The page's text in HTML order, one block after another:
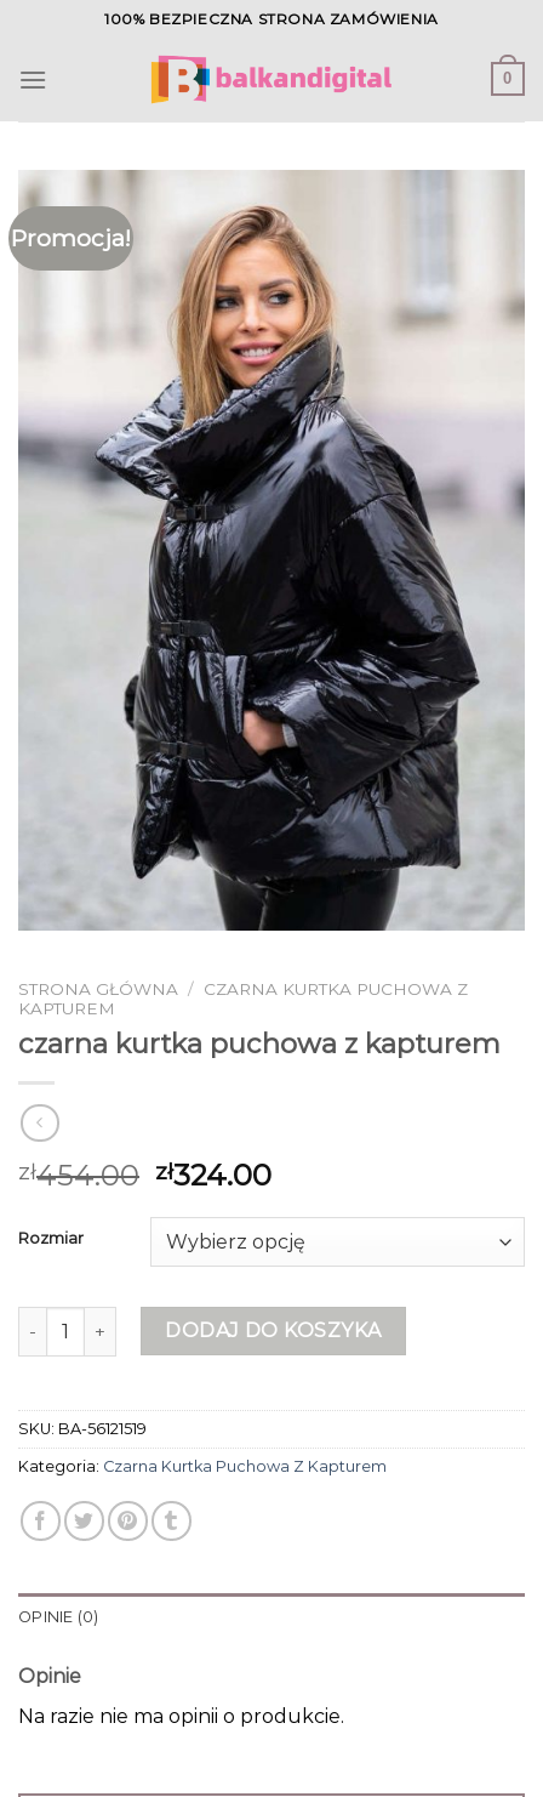
content
100% BEZPIECZNA STRONA ZAMÓWIENIA
0
Promocja!
STRONA GŁÓWNA / CZARNA KURTKA PUCHOWA Z
KAPTUREM
czarna kurtka puchowa z kapturem
zł454.00 zł324.00
Rozmiar
ilość czarna kurtka puchowa z kapturem
DODAJ DO KOSZYKA
SKU: BA-56121519
Kategoria: Czarna Kurtka Puchowa Z Kapturem
OPINIE (0)
Opinie
Na razie nie ma opinii o produkcie.